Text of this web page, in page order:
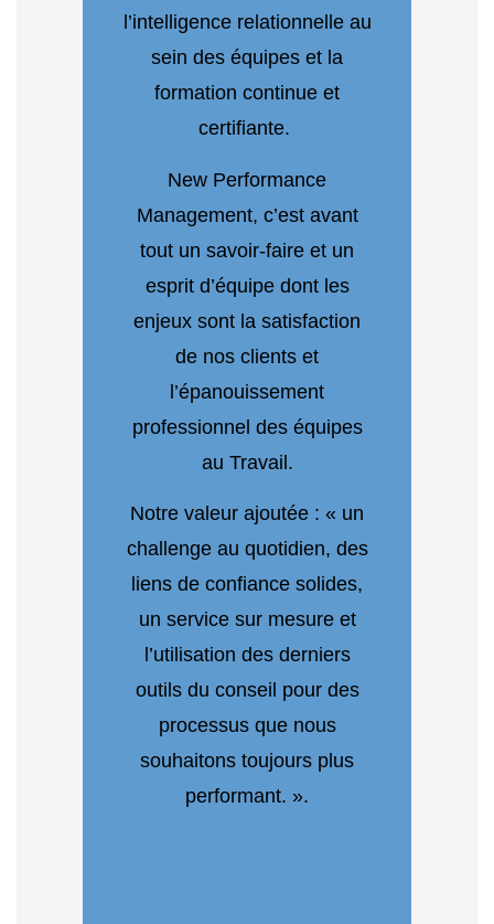
l’intelligence relationnelle au
sein des équipes et la
formation continue et
certifiante.
New Performance
Management, c’est avant
tout un savoir-faire et un
esprit d’équipe dont les
enjeux sont la satisfaction
de nos clients et
l’épanouissement
professionnel des équipes
au Travail.
Notre valeur ajoutée : « un
challenge au quotidien, des
liens de confiance solides,
un service sur mesure et
l’utilisation des derniers
outils du conseil pour des
processus que nous
souhaitons toujours plus
performant. ».